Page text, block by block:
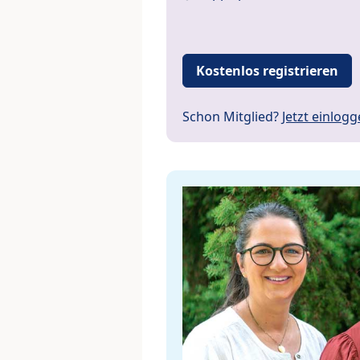
Kostenlos registrieren
Schon Mitglied? Jetzt